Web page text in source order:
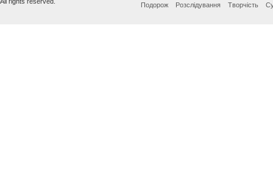
Подорож Розслідування Творчість